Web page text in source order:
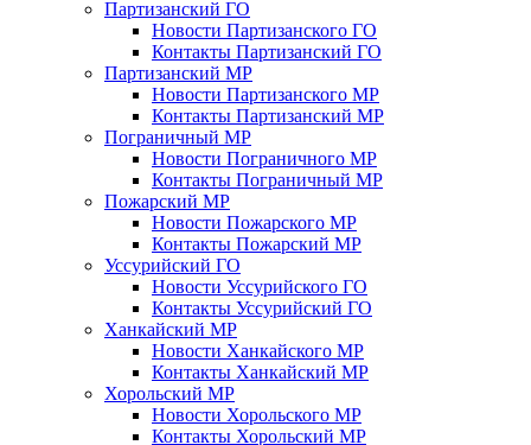
Партизанский ГО
Новости Партизанского ГО
Контакты Партизанский ГО
Партизанский МР
Новости Партизанского МР
Контакты Партизанский МР
Пограничный МР
Новости Пограничного МР
Контакты Пограничный МР
Пожарский МР
Новости Пожарского МР
Контакты Пожарский МР
Уссурийский ГО
Новости Уссурийского ГО
Контакты Уссурийский ГО
Ханкайский МР
Новости Ханкайского МР
Контакты Ханкайский МР
Хорольский МР
Новости Хорольского МР
Контакты Хорольский МР